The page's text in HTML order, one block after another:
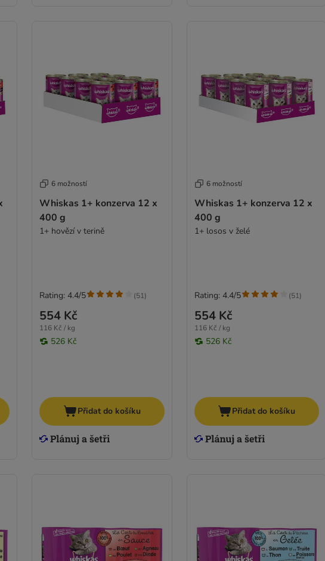
6 možností
Whiskas 1+ konzerva 12 x
400 g
1+ hovězí v terině
554 Kč
116 Kč / kg
526 Kč
Rating: 4.4/5 (51)
Přidat do košíku
6 možností
Whiskas 1+ konzerva 12 x
400 g
1+ losos v želé
554 Kč
116 Kč / kg
526 Kč
Rating: 4.4/5 (51)
Přidat do košíku